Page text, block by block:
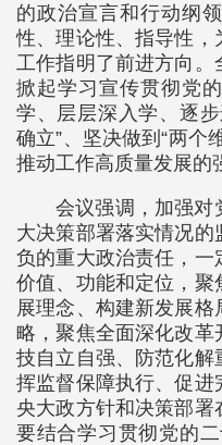
的政治宣言和行动纲
性、理论性、指导性，
工作指明了前进方向。
掀起学习宣传贯彻党
学、层层深入学、逐
确立”、坚决做到“两个
推动工作高质量发展的
会议强调，加强对
大决策部署落实情况的
负的重大政治责任，一
价值、功能和定位，
展理念、构建新发展
略，聚焦全面深化改
技自立自强、防范化
挥监督保障执行、促进
央大政方针和决策部署
要结合学习贯彻党的